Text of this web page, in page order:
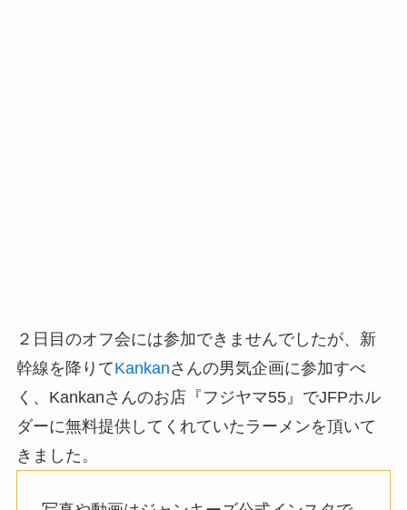
幹線を降りて Kankanさんの男気企画に参加すべ
く、Kankanさんのお店『フジヤマ55』でJFPホル
ダーに無料提供してくれていたラーメンを頂いて
きました。